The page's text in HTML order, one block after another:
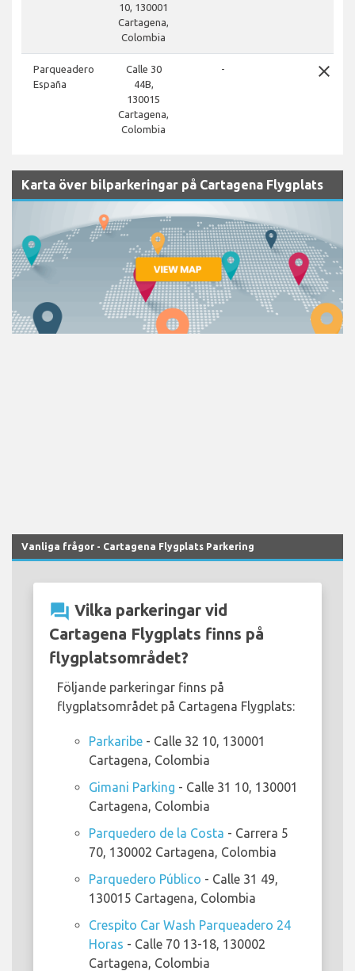
10, 130001
Cartagena,
Colombia
Parqueadero
España
Calle 30
44B,
130015
Cartagena,
Colombia
- close
Karta över bilparkeringar på Cartagena Flygplats
Vanliga frågor - Cartagena Flygplats Parkering
question_answer Vilka parkeringar vid
Cartagena Flygplats finns på
flygplatsområdet?
Följande parkeringar finns på
flygplatsområdet på Cartagena Flygplats:
Parkaribe - Calle 32 10, 130001
Cartagena, Colombia
Gimani Parking - Calle 31 10, 130001
Cartagena, Colombia
Parquedero de la Costa - Carrera 5
70, 130002 Cartagena, Colombia
Parquedero Público - Calle 31 49,
130015 Cartagena, Colombia
Crespito Car Wash Parqueadero 24
Horas - Calle 70 13-18, 130002
Cartagena, Colombia